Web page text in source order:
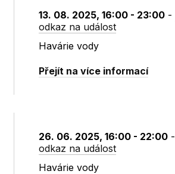
13. 08. 2025, 16:00 - 23:00 -
odkaz na událost
Havárie vody
Přejít na více informací
26. 06. 2025, 16:00 - 22:00 -
odkaz na událost
Havárie vody